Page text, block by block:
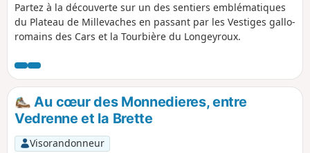
Partez à la découverte sur un des sentiers emblématiques
du Plateau de Millevaches en passant par les Vestiges gallo-
romains des Cars et la Tourbière du Longeyroux.
Au cœur des Monnedieres, entre
Vedrenne et la Brette
Visorandonneur